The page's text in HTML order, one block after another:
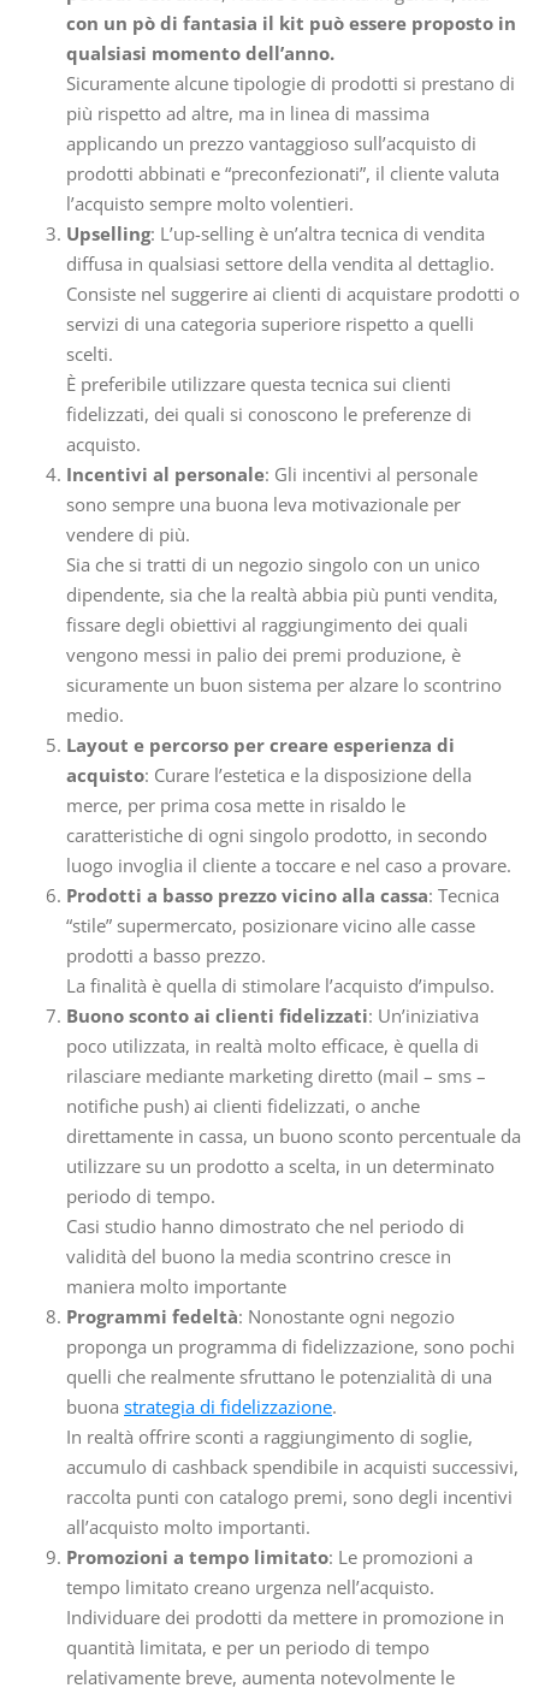
con un pò di fantasia il kit può essere proposto in
qualsiasi momento dell’anno.
Sicuramente alcune tipologie di prodotti si prestano di
più rispetto ad altre, ma in linea di massima
applicando un prezzo vantaggioso sull’acquisto di
prodotti abbinati e “preconfezionati”, il cliente valuta
l’acquisto sempre molto volentieri.
Upselling: L’up-selling è un’altra tecnica di vendita
diffusa in qualsiasi settore della vendita al dettaglio.
Consiste nel suggerire ai clienti di acquistare prodotti o
servizi di una categoria superiore rispetto a quelli
scelti.
È preferibile utilizzare questa tecnica sui clienti
fidelizzati, dei quali si conoscono le preferenze di
acquisto.
Incentivi al personale: Gli incentivi al personale
sono sempre una buona leva motivazionale per
vendere di più.
Sia che si tratti di un negozio singolo con un unico
dipendente, sia che la realtà abbia più punti vendita,
fissare degli obiettivi al raggiungimento dei quali
vengono messi in palio dei premi produzione, è
sicuramente un buon sistema per alzare lo scontrino
medio.
Layout e percorso per creare esperienza di
acquisto: Curare l’estetica e la disposizione della
merce, per prima cosa mette in risaldo le
caratteristiche di ogni singolo prodotto, in secondo
luogo invoglia il cliente a toccare e nel caso a provare.
Prodotti a basso prezzo vicino alla cassa: Tecnica
“stile” supermercato, posizionare vicino alle casse
prodotti a basso prezzo.
La finalità è quella di stimolare l’acquisto d’impulso.
Buono sconto ai clienti fidelizzati: Un’iniziativa
poco utilizzata, in realtà molto efficace, è quella di
rilasciare mediante marketing diretto (mail – sms –
notifiche push) ai clienti fidelizzati, o anche
direttamente in cassa, un buono sconto percentuale da
utilizzare su un prodotto a scelta, in un determinato
periodo di tempo.
Casi studio hanno dimostrato che nel periodo di
validità del buono la media scontrino cresce in
maniera molto importante
Programmi fedeltà: Nonostante ogni negozio
proponga un programma di fidelizzazione, sono pochi
quelli che realmente sfruttano le potenzialità di una
buona strategia di fidelizzazione.
In realtà offrire sconti a raggiungimento di soglie,
accumulo di cashback spendibile in acquisti successivi,
raccolta punti con catalogo premi, sono degli incentivi
all’acquisto molto importanti.
Promozioni a tempo limitato: Le promozioni a
tempo limitato creano urgenza nell’acquisto.
Individuare dei prodotti da mettere in promozione in
quantità limitata, e per un periodo di tempo
relativamente breve, aumenta notevolmente le